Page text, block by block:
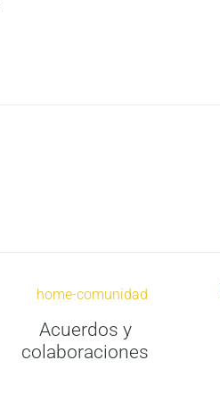
Acuerdos y
colaboraciones